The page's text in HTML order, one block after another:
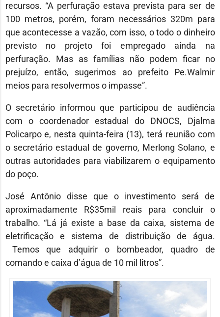
recursos. “A perfuração estava prevista para ser de
100 metros, porém, foram necessários 320m para
que acontecesse a vazão, com isso, o todo o dinheiro
previsto no projeto foi empregado ainda na
perfuração. Mas as famílias não podem ficar no
prejuízo, então, sugerimos ao prefeito Pe.Walmir
meios para resolvermos o impasse”.
O secretário informou que participou de audiência
com o coordenador estadual do DNOCS, Djalma
Policarpo e, nesta quinta-feira (13), terá reunião com
o secretário estadual de governo, Merlong Solano, e
outras autoridades para viabilizarem o equipamento
do poço.
José Antônio disse que o investimento será de
aproximadamente R$35mil reais para concluir o
trabalho. “Lá já existe a base da caixa, sistema de
eletrificação e sistema de distribuição de água.
Temos que adquirir o bombeador, quadro de
comando e caixa d’água de 10 mil litros”.